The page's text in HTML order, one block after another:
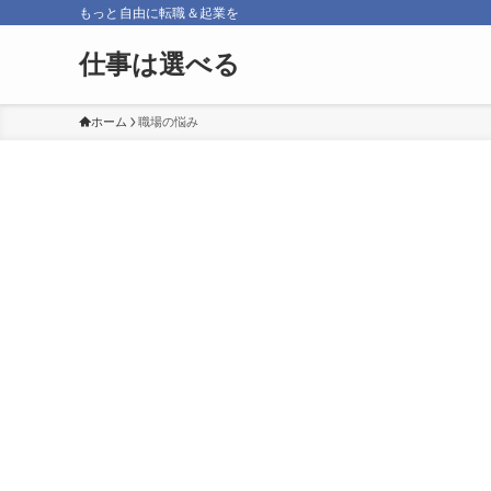
もっと自由に転職＆起業を
仕事は選べる
ホーム 職場の悩み